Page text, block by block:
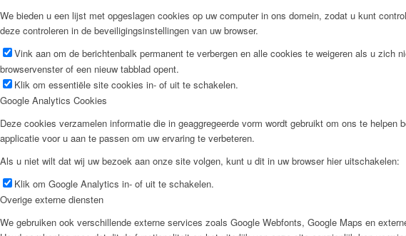
We bieden u een lijst met opgeslagen cookies op uw computer in ons domein, zodat u kunt
deze controleren in de beveiligingsinstellingen van uw browser.
Vink aan om de berichtenbalk permanent te verbergen en alle cookies te weigeren als u zich
browservenster of een nieuw tabblad opent.
Klik om essentiële site cookies in- of uit te schakelen.
Google Analytics Cookies
Deze cookies verzamelen informatie die in geaggregeerde vorm wordt gebruikt om ons te
applicatie voor u aan te passen om uw ervaring te verbeteren.
Als u niet wilt dat wij uw bezoek aan onze site volgen, kunt u dit in uw browser hier uitschakelen:
Klik om Google Analytics in- of uit te schakelen.
Overige externe diensten
We gebruiken ook verschillende externe services zoals Google Webfonts, Google Maps en